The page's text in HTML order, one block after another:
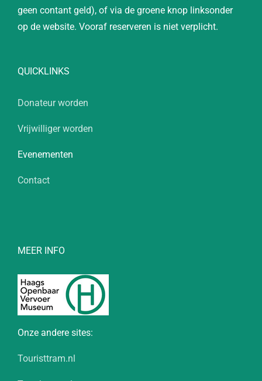
geen contant geld), of via de groene knop linksonder
op de website. Vooraf reserveren is niet verplicht.
QUICKLINKS
Donateur worden
Vrijwilliger worden
Evenementen
Contact
MEER INFO
Onze andere sites:
Touristtram.nl